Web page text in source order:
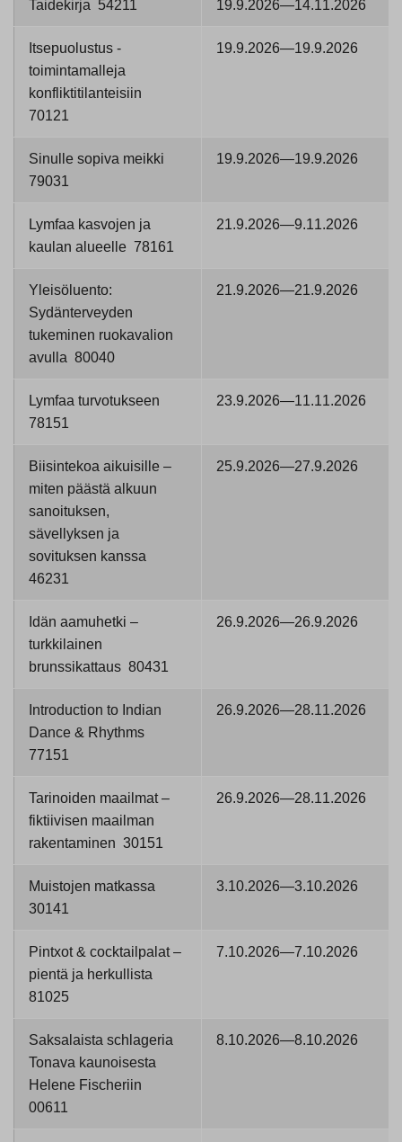
Taidekirja 54211 19.9.2026—14.11.2026
Itsepuolustus -
toimintamalleja
konfliktitilanteisiin
70121
19.9.2026—19.9.2026
Sinulle sopiva meikki
79031
19.9.2026—19.9.2026
Lymfaa kasvojen ja
kaulan alueelle 78161
21.9.2026—9.11.2026
Yleisöluento:
Sydänterveyden
tukeminen ruokavalion
avulla 80040
21.9.2026—21.9.2026
Lymfaa turvotukseen
78151
23.9.2026—11.11.2026
Biisintekoa aikuisille –
miten päästä alkuun
sanoituksen,
sävellyksen ja
sovituksen kanssa
46231
25.9.2026—27.9.2026
Idän aamuhetki –
turkkilainen
brunssikattaus 80431
26.9.2026—26.9.2026
Introduction to Indian
Dance & Rhythms
77151
26.9.2026—28.11.2026
Tarinoiden maailmat –
fiktiivisen maailman
rakentaminen 30151
26.9.2026—28.11.2026
Muistojen matkassa
30141
3.10.2026—3.10.2026
Pintxot & cocktailpalat –
pientä ja herkullista
81025
7.10.2026—7.10.2026
Saksalaista schlageria
Tonava kaunoisesta
Helene Fischeriin
00611
8.10.2026—8.10.2026